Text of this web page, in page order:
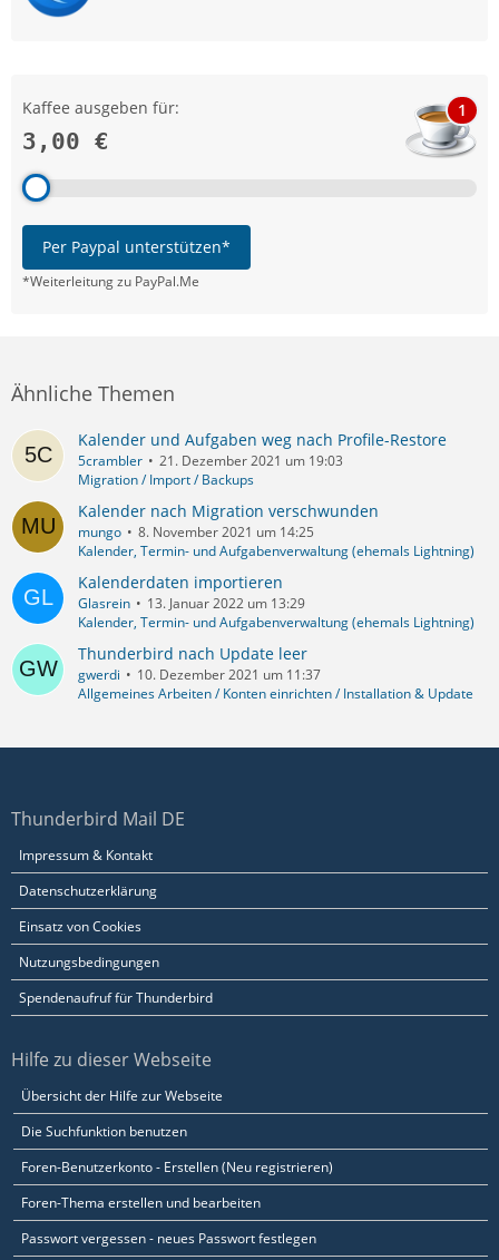
Kaffee ausgeben für:
3,00 €
1
Per Paypal unterstützen*
*Weiterleitung zu PayPal.Me
Ähnliche Themen
Kalender und Aufgaben weg nach Profile-Restore
5crambler
21. Dezember 2021 um 19:03
Migration / Import / Backups
Kalender nach Migration verschwunden
mungo
8. November 2021 um 14:25
Kalender, Termin- und Aufgabenverwaltung (ehemals Lightning)
Kalenderdaten importieren
Glasrein
13. Januar 2022 um 13:29
Kalender, Termin- und Aufgabenverwaltung (ehemals Lightning)
Thunderbird nach Update leer
gwerdi
10. Dezember 2021 um 11:37
Allgemeines Arbeiten / Konten einrichten / Installation & Update
Thunderbird Mail DE
Impressum & Kontakt
Datenschutzerklärung
Einsatz von Cookies
Nutzungsbedingungen
Spendenaufruf für Thunderbird
Hilfe zu dieser Webseite
Übersicht der Hilfe zur Webseite
Die Suchfunktion benutzen
Foren-Benutzerkonto - Erstellen (Neu registrieren)
Foren-Thema erstellen und bearbeiten
Passwort vergessen - neues Passwort festlegen